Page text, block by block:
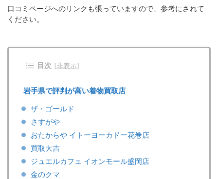
口コミページへのリンクも張っていますので、参考にされて
ください。
目次 [非表示]
岩手県で評判が高い着物買取店
ザ・ゴールド
さすがや
おたからや イトーヨーカドー花巻店
買取大吉
ジュエルカフェ イオンモール盛岡店
金のクマ